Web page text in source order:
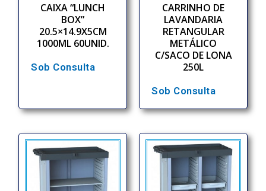
CAIXA “LUNCH
BOX”
20.5×14.9X5CM
1000ML 60UNID.
Sob Consulta
CARRINHO DE
LAVANDARIA
RETANGULAR
METÁLICO
C/SACO DE LONA
250L
Sob Consulta